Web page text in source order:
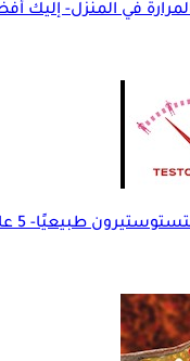
في المنزل- إليك
رفع